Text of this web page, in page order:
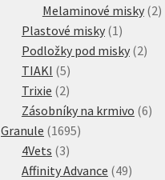
produktů
Melaminové misky 22
Plastové misky 1 1
produkt
Podložky pod misky 22
TIAKI 55
produktů
Trixie 22
produkty
Zásobníky na krmivo 66
Granule 16951695
4Vets 33
produkty
Affinity Advance 4949